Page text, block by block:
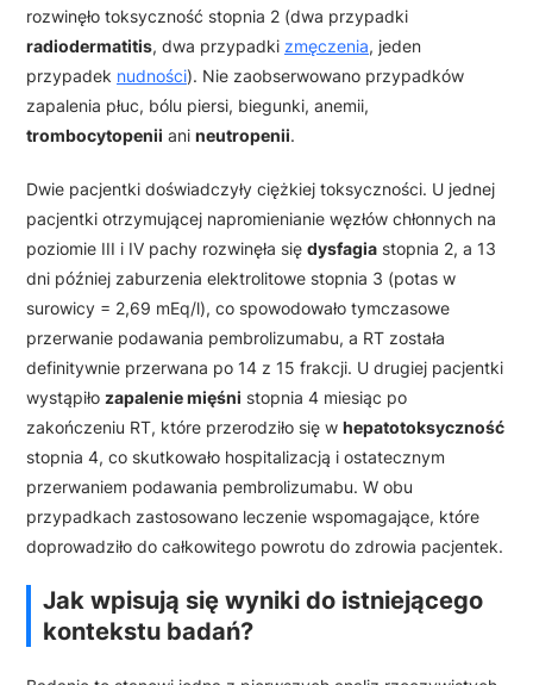
rozwinęło toksyczność stopnia 2 (dwa przypadki
radiodermatitis, dwa przypadki zmęczenia, jeden
przypadek nudności). Nie zaobserwowano przypadków
zapalenia płuc, bólu piersi, biegunki, anemii,
trombocytopenii ani neutropenii.
Dwie pacjentki doświadczyły ciężkiej toksyczności. U jednej
pacjentki otrzymującej napromienianie węzłów chłonnych na
poziomie III i IV pachy rozwinęła się dysfagia stopnia 2, a 13
dni później zaburzenia elektrolitowe stopnia 3 (potas w
surowicy = 2,69 mEq/l), co spowodowało tymczasowe
przerwanie podawania pembrolizumabu, a RT została
definitywnie przerwana po 14 z 15 frakcji. U drugiej pacjentki
wystąpiło zapalenie mięśni stopnia 4 miesiąc po
zakończeniu RT, które przerodziło się w hepatotoksyczność
stopnia 4, co skutkowało hospitalizacją i ostatecznym
przerwaniem podawania pembrolizumabu. W obu
przypadkach zastosowano leczenie wspomagające, które
doprowadziło do całkowitego powrotu do zdrowia pacjentek.
Jak wpisują się wyniki do istniejącego
kontekstu badań?